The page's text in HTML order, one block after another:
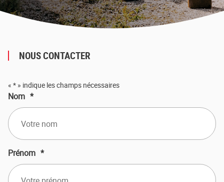
NOUS CONTACTER
« * » indique les champs nécessaires
Nom *
Prénom *